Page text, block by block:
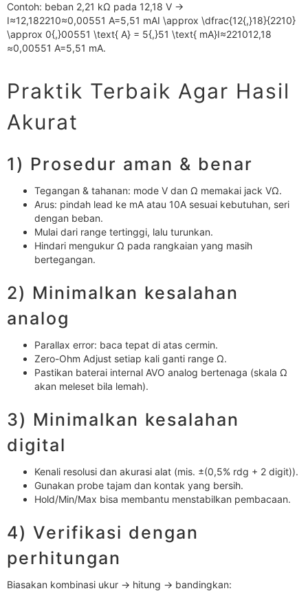
Contoh: beban 2,21 kΩ pada 12,18 V →
I≈12,182210≈0,00551 A=5,51 mAI \approx \dfrac{12{,}18}{2210}
\approx 0{,}00551 \text{ A} = 5{,}51 \text{ mA}I≈221012,18​
≈0,00551 A=5,51 mA.
Praktik Terbaik Agar Hasil
Akurat
1) Prosedur aman & benar
Tegangan & tahanan: mode V dan Ω memakai jack VΩ.
Arus: pindah lead ke mA atau 10A sesuai kebutuhan, seri
dengan beban.
Mulai dari range tertinggi, lalu turunkan.
Hindari mengukur Ω pada rangkaian yang masih
bertegangan.
2) Minimalkan kesalahan
analog
Parallax error: baca tepat di atas cermin.
Zero-Ohm Adjust setiap kali ganti range Ω.
Pastikan baterai internal AVO analog bertenaga (skala Ω
akan meleset bila lemah).
3) Minimalkan kesalahan
digital
Kenali resolusi dan akurasi alat (mis. ±(0,5% rdg + 2 digit)).
Gunakan probe tajam dan kontak yang bersih.
Hold/Min/Max bisa membantu menstabilkan pembacaan.
4) Verifikasi dengan
perhitungan
Biasakan kombinasi ukur → hitung → bandingkan: